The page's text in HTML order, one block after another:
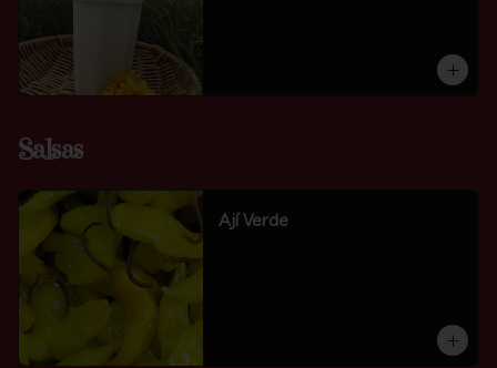
Salsas
Ají Verde